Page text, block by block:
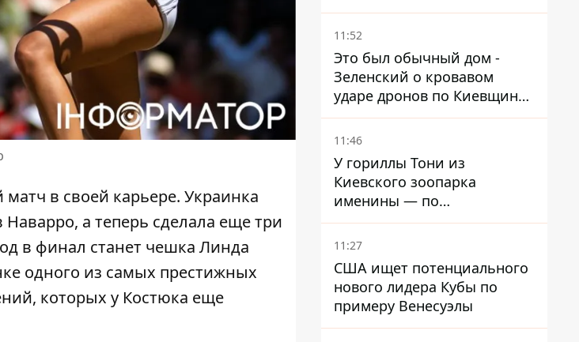
в своей карьере. Украинка
Наварро, а теперь сделала еще три
в финал станет чешка Линда
одного из самых престижных
которых у Костюка еще
ребенка
11:52
Это был обычный дом -
Зеленский о кровавом
ударе дронов по Киевщине,
где погибли дедушка,
бабушка и их малолетний
11:46
У гориллы Тони из
Киевского зоопарка
именины — по
человеческим меркам ему
уже больше 90 лет
11:27
США ищет потенциального
нового лидера Кубы по
примеру Венесуэлы